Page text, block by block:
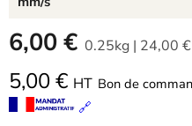
-
6,00 € 0.25kg| 24,00 €
5,00 € HT Bon de
🔗